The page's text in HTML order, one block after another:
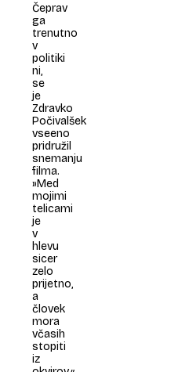
Čeprav
ga
trenutno
v
politiki
ni,
se
je
Zdravko
Počivalšek
vseeno
pridružil
snemanju
filma.
»Med
mojimi
telicami
je
v
hlevu
sicer
zelo
prijetno,
a
človek
mora
včasih
stopiti
iz